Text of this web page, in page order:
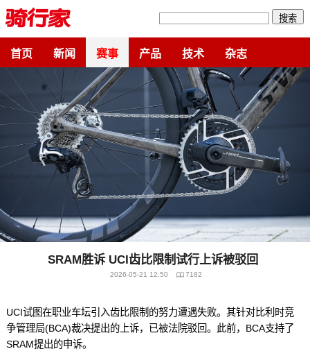
搜索
首页 新闻 赛事 产品 技术 杂志
SRAM胜诉 UCI齿比限制试行上诉被驳回
2026-05-21 12:50 7182
UCI试图在职业车坛引入齿比限制的努力遭遇失败。其针对比利时竞
争管理局(BCA)裁决提出的上诉，已被法院驳回。此前，BCA支持了
SRAM提出的申诉。